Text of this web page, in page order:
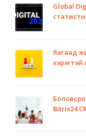
Global
статистик
Яагаад
хэрэгтэй
Bitrix24